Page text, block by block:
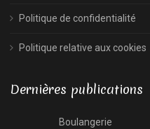
Politique de confidentialité
Politique relative aux cookies
Dernières publications
Boulangerie